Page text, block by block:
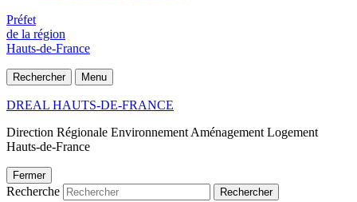
Préfet
de la région
Hauts-de-France
Rechercher Menu
DREAL HAUTS-DE-FRANCE
Direction Régionale Environnement Aménagement Logement
Hauts-de-France
Fermer
Recherche Rechercher